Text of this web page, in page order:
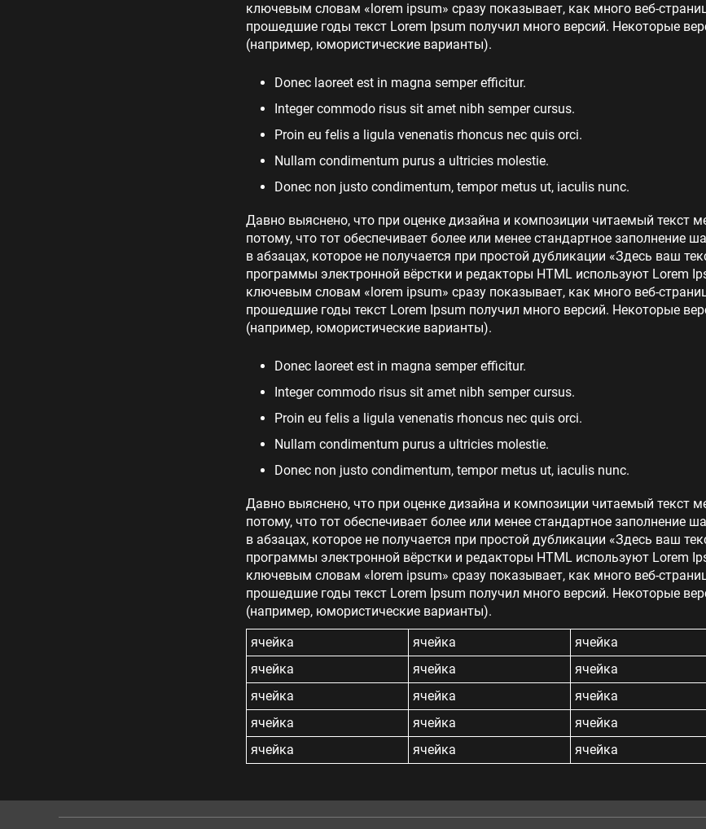
ключевым словам «lorem ipsum» сразу показывает, как много веб-
прошедшие годы текст Lorem Ipsum получил много версий. Некоторые
(например, юмористические варианты).
Donec laoreet est in magna semper efficitur.
Integer commodo risus sit amet nibh semper cursus.
Proin eu felis a ligula venenatis rhoncus nec quis orci.
Nullam condimentum purus a ultricies molestie.
Donec non justo condimentum, tempor metus ut, iaculis nunc.
Давно выяснено, что при оценке дизайна и композиции читаемый текст
потому, что тот обеспечивает более или менее стандартное заполнение
в абзацах, которое не получается при простой дубликации «Здесь ваш
программы электронной вёрстки и редакторы HTML используют Lorem
ключевым словам «lorem ipsum» сразу показывает, как много веб-
прошедшие годы текст Lorem Ipsum получил много версий. Некоторые
(например, юмористические варианты).
Donec laoreet est in magna semper efficitur.
Integer commodo risus sit amet nibh semper cursus.
Proin eu felis a ligula venenatis rhoncus nec quis orci.
Nullam condimentum purus a ultricies molestie.
Donec non justo condimentum, tempor metus ut, iaculis nunc.
Давно выяснено, что при оценке дизайна и композиции читаемый текст
потому, что тот обеспечивает более или менее стандартное заполнение
в абзацах, которое не получается при простой дубликации «Здесь ваш
программы электронной вёрстки и редакторы HTML используют Lorem
ключевым словам «lorem ipsum» сразу показывает, как много веб-
прошедшие годы текст Lorem Ipsum получил много версий. Некоторые
(например, юмористические варианты).
ячейка
ячейка ячейка
ячейка
ячейка ячейка
ячейка
ячейка ячейка
ячейка
ячейка ячейка
ячейка
ячейка ячейка